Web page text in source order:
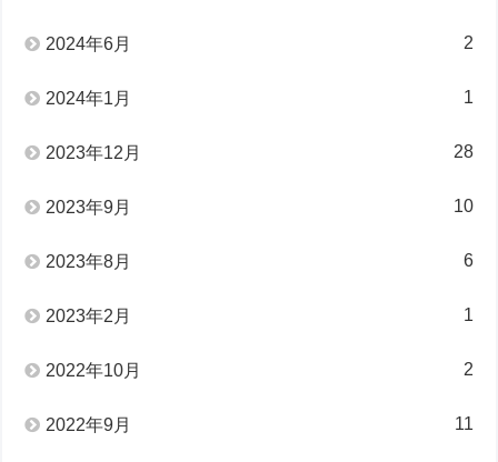
2024年6月 2
2024年1月 1
2023年12月 28
2023年9月 10
2023年8月 6
2023年2月 1
2022年10月 2
2022年9月 11